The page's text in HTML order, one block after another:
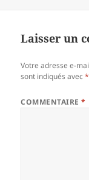
Laisser un
Votre adresse e-
sont indiqués avec*
COMMENTAIRE*